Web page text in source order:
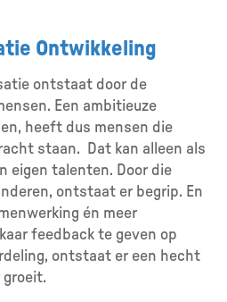
Ontwikkeling
ontstaat door de
Een ambitieuze
heeft dus mensen die
staan. Dat kan alleen als
eigen talenten. Door die
ontstaat er begrip. En
én meer
feedback te geven op
ontstaat er een hecht